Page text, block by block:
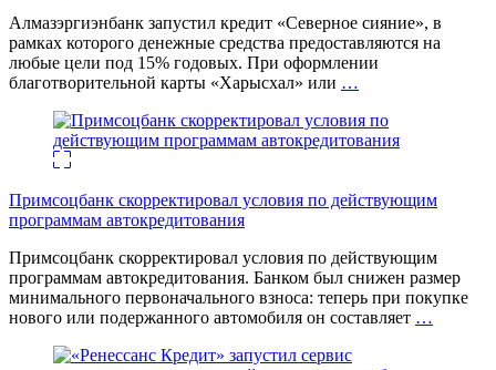
Алмазэргиэнбанк запустил кредит «Северное сияние», в
рамках которого денежные средства предоставляются на
любые цели под 15% годовых. При оформлении
благотворительной карты «Харысхал» или …
Примсоцбанк скорректировал условия по действующим
программам автокредитования
Примсоцбанк скорректировал условия по действующим
программам автокредитования. Банком был снижен размер
минимального первоначального взноса: теперь при покупке
нового или подержанного автомобиля он составляет …